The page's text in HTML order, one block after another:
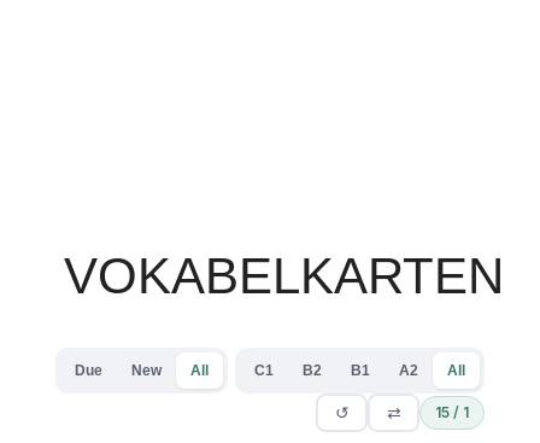
VOKABELKARTEN
All
A2
B1
B2
C1
All
New
Due
1 / 15
⇄
↺